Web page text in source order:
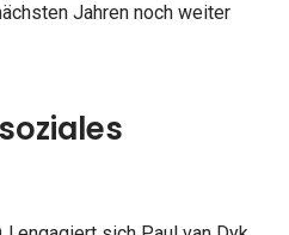
Jahren noch weiter